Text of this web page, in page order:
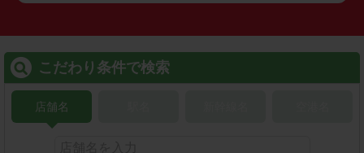
こだわり条件で検索
店舗名